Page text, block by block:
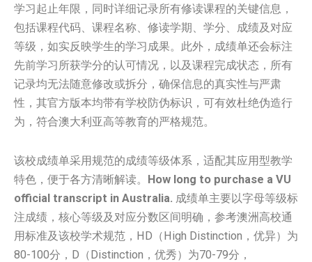
学习起止年限，同时详细记录所有修读课程的关键信息，
包括课程代码、课程名称、修读学期、学分、成绩及对应
等级，如实反映学生的学习成果。此外，成绩单还会标注
先前学习所获学分的认可情况，以及课程完成状态，所有
记录均无法随意修改或拆分，确保信息的真实性与严肃
性，其官方版本均带有学校防伪标识，可有效杜绝伪造行
为，符合澳大利亚高等教育的严格规范。
该校成绩单采用规范的成绩等级体系，适配其应用型教学
特色，便于各方清晰解读。 How long to purchase a VU
official transcript in Australia. 成绩单主要以字母等级标
注成绩，核心等级及对应分数区间明确，参考澳洲高校通
用标准及该校学术规范，HD（High Distinction，优异）为
80-100分，D（Distinction，优秀）为70-79分，